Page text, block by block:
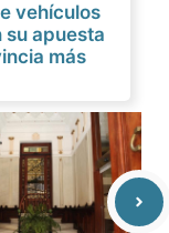
vehículos
apuesta
más